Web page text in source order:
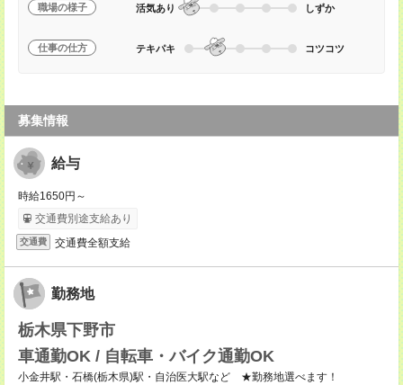
職場の様子 活気あり しずか
仕事の仕方 テキパキ コツコツ
募集情報
給与
時給1650円～
交通費別途支給あり
交通費 交通費全額支給
勤務地
栃木県下野市
車通勤OK / 自転車・バイク通勤OK
小金井駅・石橋(栃木県)駅・自治医大駅など ★勤務地選べます！